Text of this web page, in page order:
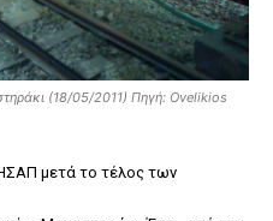
(18/05/2011) Πηγή: Ovelikios
μετά το τέλος των